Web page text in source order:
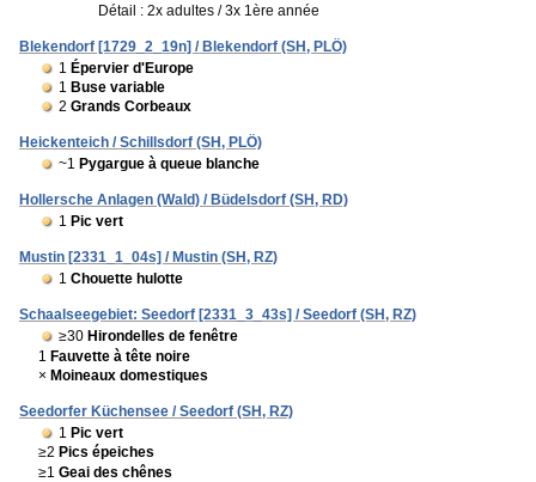
Détail : 2x adultes / 3x 1ère année
Blekendorf [1729_2_19n] / Blekendorf (SH, PLÖ)
1 Épervier d'Europe
1 Buse variable
2 Grands Corbeaux
Heickenteich / Schillsdorf (SH, PLÖ)
~1 Pygargue à queue blanche
Hollersche Anlagen (Wald) / Büdelsdorf (SH, RD)
1 Pic vert
Mustin [2331_1_04s] / Mustin (SH, RZ)
1 Chouette hulotte
Schaalseegebiet: Seedorf [2331_3_43s] / Seedorf (SH, RZ)
≥30 Hirondelles de fenêtre
1 Fauvette à tête noire
× Moineaux domestiques
Seedorfer Küchensee / Seedorf (SH, RZ)
1 Pic vert
≥2 Pics épeiches
≥1 Geai des chênes